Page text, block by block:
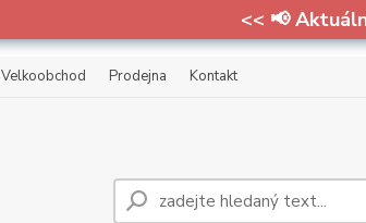
<< 📢
Velkoobchod Prodejna Kontakt